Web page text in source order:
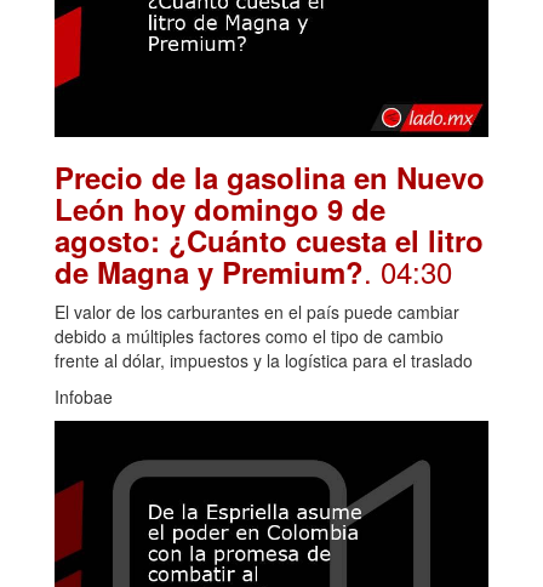
Precio de la gasolina en Nuevo
León hoy domingo 9 de
agosto: ¿Cuánto cuesta el litro
de Magna y Premium?. 04:30
El valor de los carburantes en el país puede cambiar
debido a múltiples factores como el tipo de cambio
frente al dólar, impuestos y la logística para el traslado
Infobae